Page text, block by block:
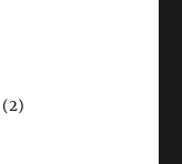
(2)